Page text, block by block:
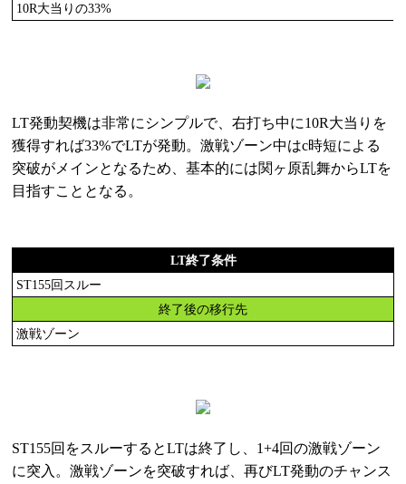
10R大当りの33%
LT発動契機は非常にシンプルで、右打ち中に10R大当りを
獲得すれば33%でLTが発動。激戦ゾーン中はc時短による
突破がメインとなるため、基本的には関ヶ原乱舞からLTを
目指すこととなる。
LT終了条件
ST155回スルー
終了後の移行先
激戦ゾーン
ST155回をスルーするとLTは終了し、1+4回の激戦ゾーン
に突入。激戦ゾーンを突破すれば、再びLT発動のチャンス